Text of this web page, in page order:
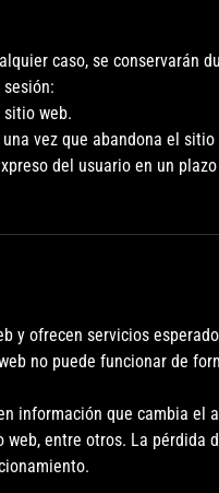
caso, se
sitio web.
vez que abandona el
del usuario en un
ofrecen servicios
no puede funcionar de
información que cambia
entre otros. La